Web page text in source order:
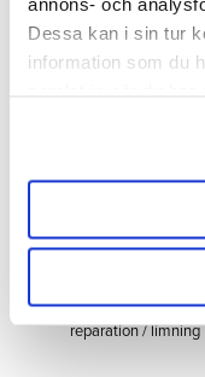
Dessa kan i sin tur
information som du
Rengøring af hove og
reparation / limning